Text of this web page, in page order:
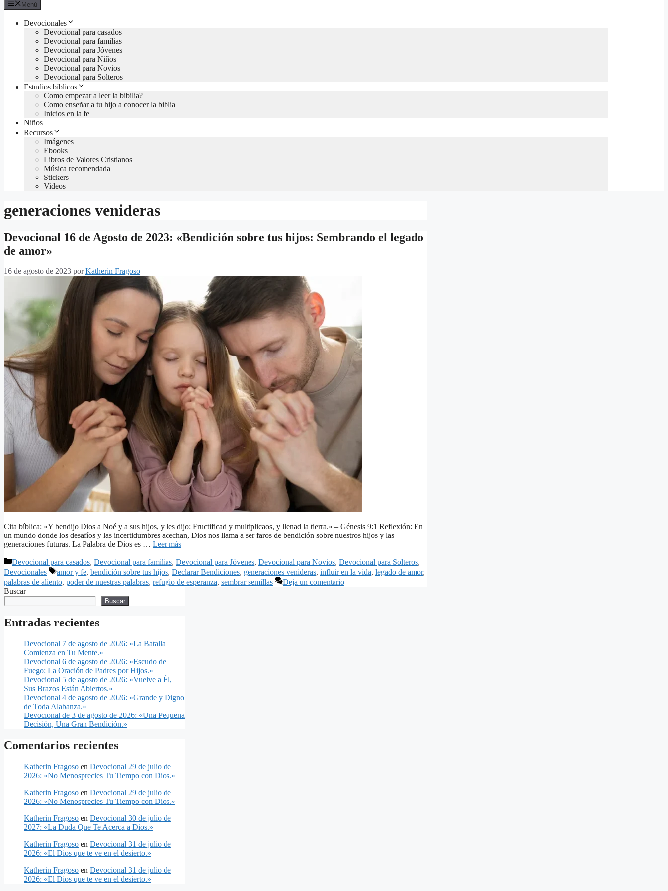
Menú
Devocionales
Devocional para casados
Devocional para familias
Devocional para Jóvenes
Devocional para Niños
Devocional para Novios
Devocional para Solteros
Estudios bíblicos
Como empezar a leer la bibilia?
Como enseñar a tu hijo a conocer la biblia
Inicios en la fe
Niños
Recursos
Imágenes
Ebooks
Libros de Valores Cristianos
Música recomendada
Stickers
Videos
generaciones venideras
Devocional 16 de Agosto de 2023: «Bendición sobre tus hijos: Sembrando el legado
de amor»
16 de agosto de 2023 porKatherin Fragoso
Cita bíblica: «Y bendijo Dios a Noé y a sus hijos, y les dijo: Fructificad y multiplicaos, y llenad la tierra.» – Génesis 9:1 Reflexión: En
un mundo donde los desafíos y las incertidumbres acechan, Dios nos llama a ser faros de bendición sobre nuestros hijos y las
generaciones futuras. La Palabra de Dios es … Leer más
Categorías
Devocional para casados, Devocional para familias, Devocional para Jóvenes, Devocional para Novios, Devocional para Solteros,
Devocionales
Etiquetas
amor y fe, bendición sobre tus hijos, Declarar Bendiciones, generaciones venideras, influir en la vida, legado de amor,
palabras de aliento, poder de nuestras palabras, refugio de esperanza, sembrar semillas
Deja un comentario
Buscar
Buscar
Entradas recientes
Devocional 7 de agosto de 2026: «La Batalla
Comienza en Tu Mente.»
Devocional 6 de agosto de 2026: «Escudo de
Fuego: La Oración de Padres por Hijos.»
Devocional 5 de agosto de 2026: «Vuelve a Él,
Sus Brazos Están Abiertos.»
Devocional 4 de agosto de 2026: «Grande y Digno
de Toda Alabanza.»
Devocional de 3 de agosto de 2026: «Una Pequeña
Decisión, Una Gran Bendición.»
Comentarios recientes
Katherin Fragoso en Devocional 29 de julio de
2026: «No Menosprecies Tu Tiempo con Dios.»
Katherin Fragoso en Devocional 29 de julio de
2026: «No Menosprecies Tu Tiempo con Dios.»
Katherin Fragoso en Devocional 30 de julio de
2027: «La Duda Que Te Acerca a Dios.»
Katherin Fragoso en Devocional 31 de julio de
2026: «El Dios que te ve en el desierto.»
Katherin Fragoso en Devocional 31 de julio de
2026: «El Dios que te ve en el desierto.»